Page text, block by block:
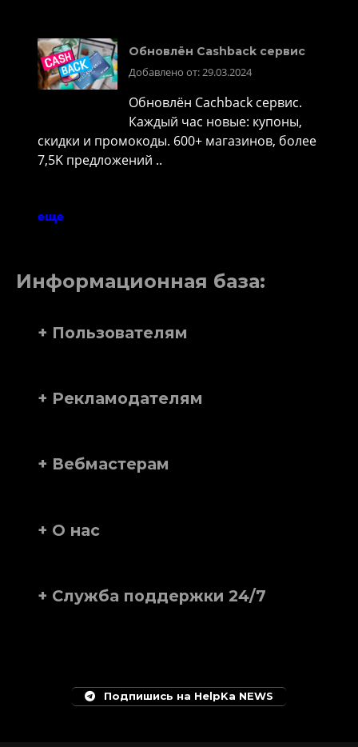
Обновлён Cashback сервис
Добавлено от: 29.03.2024
Обновлён Cachback сервис.
Каждый час новые: купоны,
скидки и промокоды. 600+ магазинов, более
7,5K предложений ..
еще
Информационная база:
+ Пользователям
+ Рекламодателям
+ Вебмастерам
+ О нас
+ Служба поддержки 24/7
Подпишись на HelpKa NEWS